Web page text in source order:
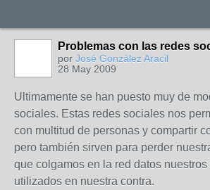
Problemas con las redes
por José González Aracil
28 May 2009
Ultimamente se han puesto muy de
sociales. Estas redes sociales nos
con multitud de personas y compartir
pero también sirven para perder
que colgamos en la red datos
utilizados en nuestra contra.